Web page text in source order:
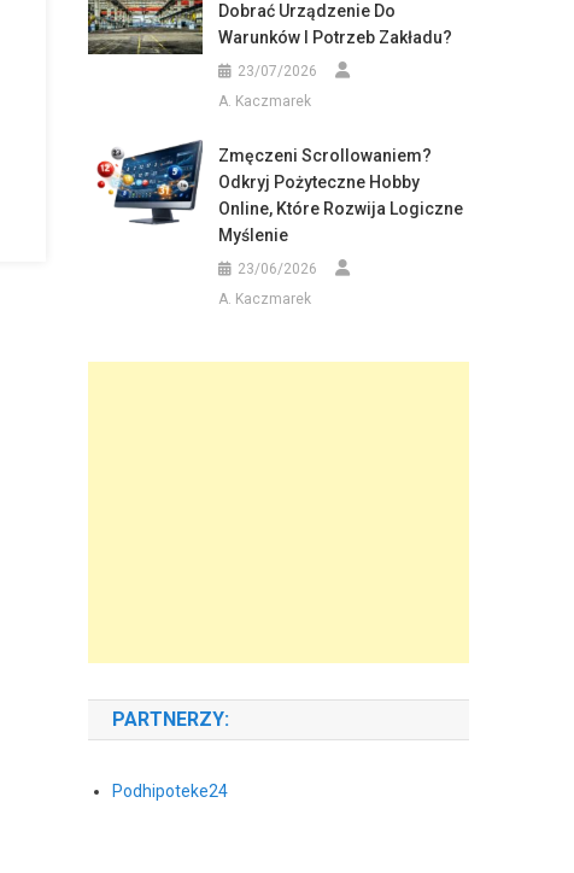
Dobrać Urządzenie Do
Warunków I Potrzeb Zakładu?
23/07/2026
A. Kaczmarek
Zmęczeni Scrollowaniem?
Odkryj Pożyteczne Hobby
Online, Które Rozwija Logiczne
Myślenie
23/06/2026
A. Kaczmarek
PARTNERZY:
Podhipoteke24